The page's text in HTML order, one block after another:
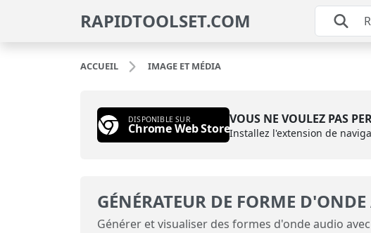
RAPIDTOOLSET.COM
ACCUEIL IMAGE ET MÉDIA
DISPONIBLE SUR
Chrome Web Store
VOUS NE VOULEZ PAS
Installez l'extension de
GÉNÉRATEUR DE FORME
Générer et visualiser des formes d'onde audio